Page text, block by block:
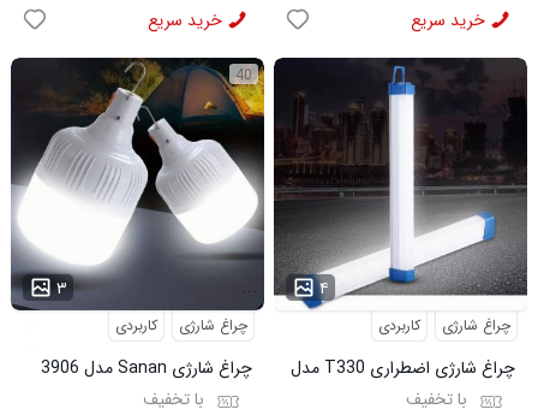
خرید سریع
خرید سریع
40
۳ ...
چراغ شارژی کاربردی
چراغ شارژی Sanan مدل 3906
با تخفیف
۴ ...
چراغ شارژی کاربردی
چراغ شارژی اضطراری T330 مدل
3905 با تخفیف